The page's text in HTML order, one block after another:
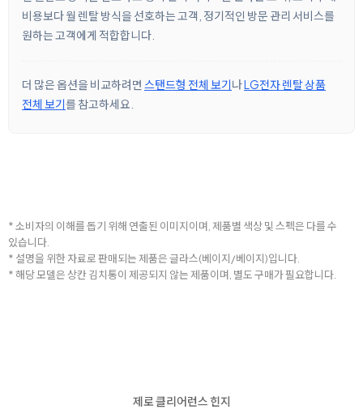
비용보다 월 렌탈 방식을 선호하는 고객, 정기적인 방문 관리 서비스를
원하는 고객에게 적합합니다.
더 많은 옵션을 비교하려면 스탠드형 전체 보기나LG전자 렌탈 상품
전체 보기를 참고하세요.
* 소비자의 이해를 돕기 위해 연출된 이미지이며, 제품별 색상 및 스펙은 다를 수
있습니다.
* 설명을 위한 자료로 판매되는 제품은 글라스(베이지/베이지)입니다.
* 해당 모델은 상칸 김치통이 제공되지 않는 제품이며, 별도 구매가 필요합니다.
제로 클리어런스 힌지